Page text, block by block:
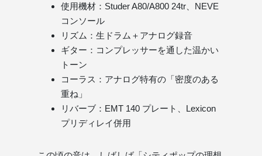
使用機材：Studer A80/A800 24tr、NEVE
コンソール
リズム：生ドラム＋アナログ録音
ギター：コンプレッサーを通した温かい
トーン
コーラス：アナログ特有の「密度のある
重ね」
リバーブ：EMT 140 プレート、Lexicon
プリディレイ併用